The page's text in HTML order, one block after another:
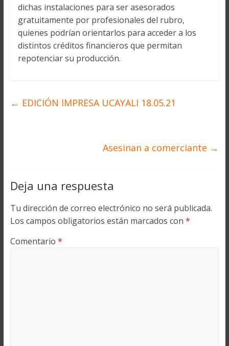
dichas instalaciones para ser asesorados
gratuitamente por profesionales del rubro,
quienes podrían orientarlos para acceder a los
distintos créditos financieros que permitan
repotenciar su producción.
← EDICIÓN IMPRESA UCAYALI 18.05.21
Asesinan a comerciante →
Deja una respuesta
Tu dirección de correo electrónico no será publicada.
Los campos obligatorios están marcados con *
Comentario *